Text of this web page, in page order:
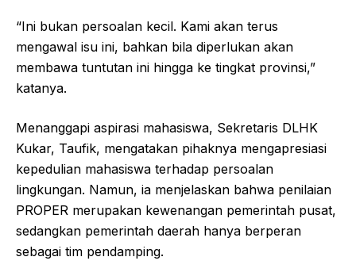
“Ini bukan persoalan kecil. Kami akan terus
mengawal isu ini, bahkan bila diperlukan akan
membawa tuntutan ini hingga ke tingkat provinsi,”
katanya.
Menanggapi aspirasi mahasiswa, Sekretaris DLHK
Kukar, Taufik, mengatakan pihaknya mengapresiasi
kepedulian mahasiswa terhadap persoalan
lingkungan. Namun, ia menjelaskan bahwa penilaian
PROPER merupakan kewenangan pemerintah pusat,
sedangkan pemerintah daerah hanya berperan
sebagai tim pendamping.